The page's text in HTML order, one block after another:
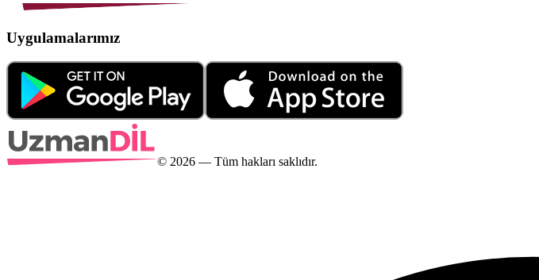
Uygulamalarımız
© 2026 — Tüm hakları saklıdır.